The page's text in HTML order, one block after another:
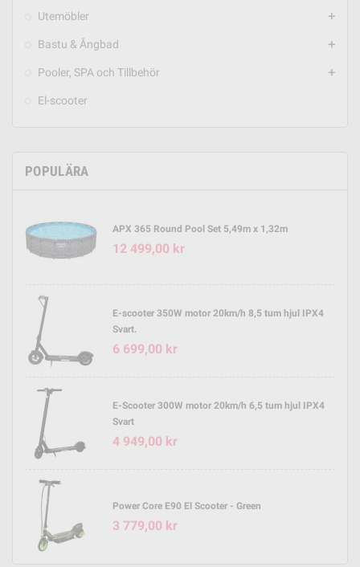
Utemöbler add
Bastu & Ångbad add
Pooler, SPA och Tillbehör add
El-scooter
POPULÄRA
APX 365 Round Pool Set 5,49m x 1,32m
12 499,00 kr
E-scooter 350W motor 20km/h 8,5 tum hjul IPX4
Svart.
6 699,00 kr
E-Scooter 300W motor 20km/h 6,5 tum hjul IPX4
Svart
4 949,00 kr
Power Core E90 El Scooter - Green
3 779,00 kr